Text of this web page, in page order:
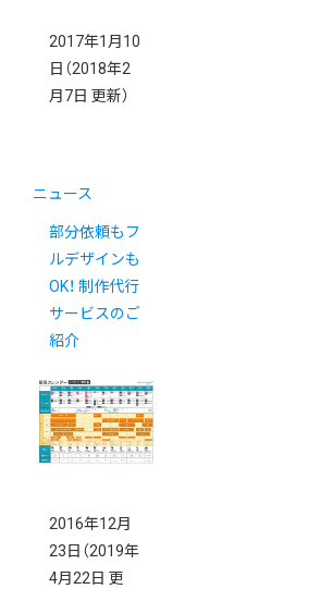
2017年1月10
日 （2018年2
月7日 更新）
ニュース
部分依頼もフ
ルデザインも
OK！ 制作代行
サービスのご
紹介
2016年12月
23日 （2019年
4月22日 更